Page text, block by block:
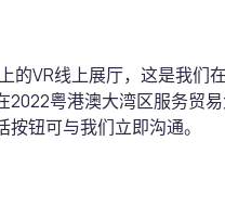
VR线上展厅，这是我们
粤港澳大湾区服务贸
钮可与我们立即沟通。